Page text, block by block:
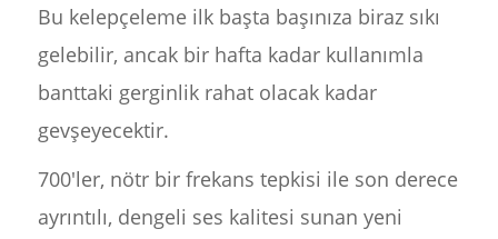
Bu kelepçeleme ilk başta başınıza biraz sıkı
gelebilir, ancak bir hafta kadar kullanımla
banttaki gerginlik rahat olacak kadar
gevşeyecektir.
700'ler, nötr bir frekans tepkisi ile son derece
ayrıntılı, dengeli ses kalitesi sunan yeni